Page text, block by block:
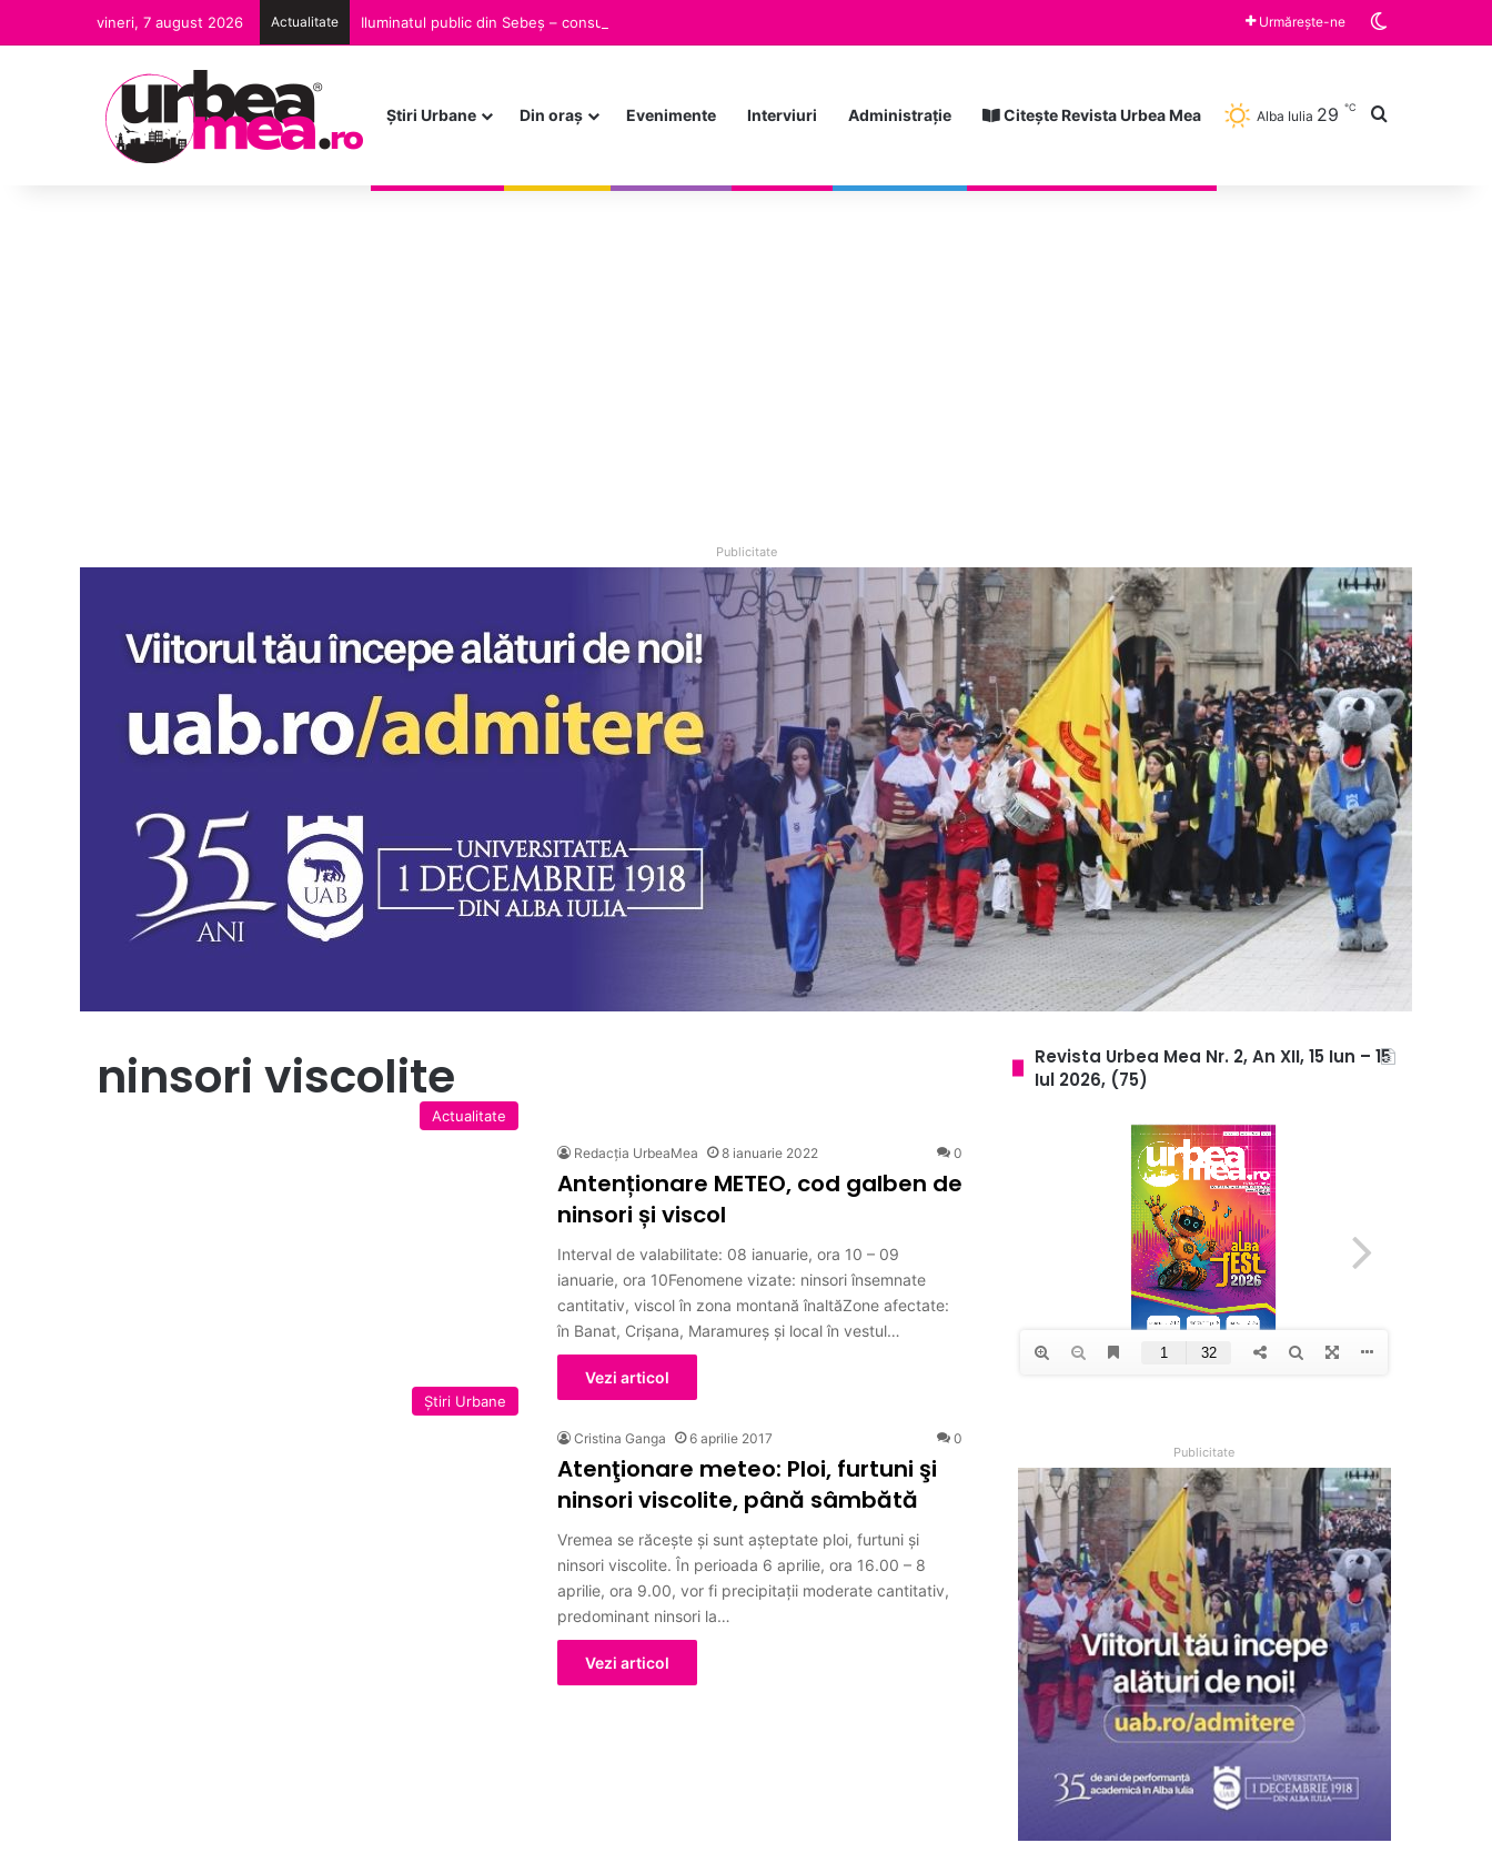
vineri, 7 august 2026 Actualitate Iluminatul public din Sebeș – consum redus de energie, siguranță menținută Urmărește-ne
Ştiri Urbane Din oraș Evenimente Interviuri Administrație Citește Revista Urbea Mea Alba Iulia 29 ℃ Caută după
Publicitate
ninsori viscolite
Actualitate
Redacția UrbeaMea 8 ianuarie 2022 0
Antenționare METEO, cod galben de
ninsori și viscol
Interval de valabilitate: 08 ianuarie, ora 10 – 09
ianuarie, ora 10Fenomene vizate: ninsori însemnate
cantitativ, viscol în zona montană înaltăZone afectate:
în Banat, Crișana, Maramureș și local în vestul…
Vezi articol
Ştiri Urbane
Cristina Ganga 6 aprilie 2017 0
Atenţionare meteo: Ploi, furtuni şi
ninsori viscolite, până sâmbătă
Vremea se răceşte şi sunt aşteptate ploi, furtuni şi
ninsori viscolite. În perioada 6 aprilie, ora 16.00 – 8
aprilie, ora 9.00, vor fi precipitații moderate cantitativ,
predominant ninsori la…
Vezi articol
Revista Urbea Mea Nr. 2, An XII, 15 Iun – 15
Iul 2026, (75)
Publicitate